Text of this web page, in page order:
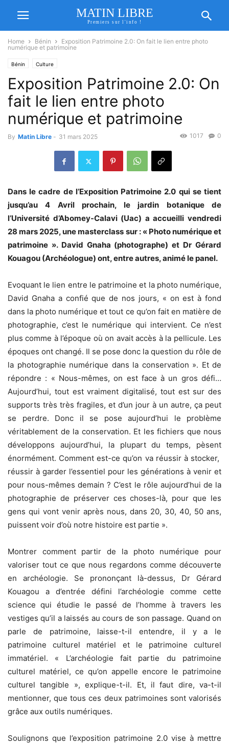
MATIN LIBRE
Premiers sur l'info !
Home Bénin
Exposition Patrimoine 2.0: On fait le lien entre photo
numérique et patrimoine
Bénin Culture
Exposition Patrimoine 2.0: On
fait le lien entre photo
numérique et patrimoine
By Matin Libre - 31 mars 2025 0
1017
Dans le cadre de l’Exposition Patrimoine 2.0 qui se tient
jusqu’au 4 Avril prochain, le jardin botanique de
l’Université d’Abomey-Calavi (Uac) a accueilli vendredi
28 mars 2025, une masterclass sur : « Photo numérique et
patrimoine ». David Gnaha (photographe) et Dr Gérard
Kouagou (Archéologue) ont, entre autres, animé le panel.
Evoquant le lien entre le patrimoine et la photo numérique,
David Gnaha a confié que de nos jours, « on est à fond
dans la photo numérique et tout ce qu’on fait en matière de
photographie, c’est le numérique qui intervient. Ce n’est
plus comme à l’époque où on avait accès à la pellicule. Les
époques ont changé. Il se pose donc la question du rôle de
la photographie numérique dans la conservation ». Et de
répondre : « Nous-mêmes, on est face à un gros défi…
Aujourd’hui, tout est vraiment digitalisé, tout est sur des
supports très très fragiles, et d’un jour à un autre, ça peut
se perdre. Donc il se pose aujourd’hui le problème
véritablement de la conservation. Et les fichiers que nous
développons aujourd’hui, la plupart du temps, pèsent
énormément. Comment est-ce qu’on va réussir à stocker,
réussir à garder l’essentiel pour les générations à venir et
pour nous-mêmes demain ? C’est le rôle aujourd’hui de la
photographie de préserver ces choses-là, pour que les
gens qui vont venir après nous, dans 20, 30, 40, 50 ans,
puissent voir d’où notre histoire est partie ».
Montrer comment partir de la photo numérique pour
valoriser tout ce que nous regardons comme découverte
en archéologie. Se prononçant là-dessus, Dr Gérard
Kouagou a d’entrée défini l’archéologie comme cette
science qui étudie le passé de l’homme à travers les
vestiges qu’il a laissés au cours de son passage. Quand on
parle de patrimoine, laisse-t-il entendre, il y a le
patrimoine culturel matériel et le patrimoine culturel
immatériel. « L’archéologie fait partie du patrimoine
culturel matériel, ce qu’on appelle encore le patrimoine
culturel tangible », explique-t-il. Et, il faut dire, va-t-il
mentionner, que tous ces deux patrimoines sont valorisés
grâce aux outils numériques.
Soulignons que l’exposition patrimoine 2.0 vise à mettre